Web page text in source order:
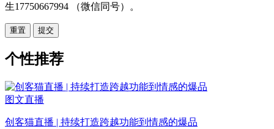
生17750667994 （微信同号）。
重置
个性推荐
图文直播
创客猫直播 | 持续打造跨越功能到情感的爆品